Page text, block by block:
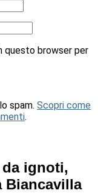
questo browser per
spam. Scopri come
.
ignoti,
Biancavilla